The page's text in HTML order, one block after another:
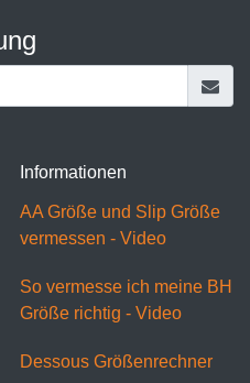
Informationen
AA Größe und Slip Größe
vermessen - Video
So vermesse ich meine BH
Größe richtig - Video
Dessous Größenrechner